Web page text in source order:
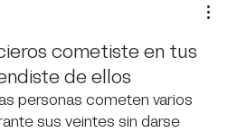
cometiste en tus
de ellos
personas cometen varios
sus veintes sin darse